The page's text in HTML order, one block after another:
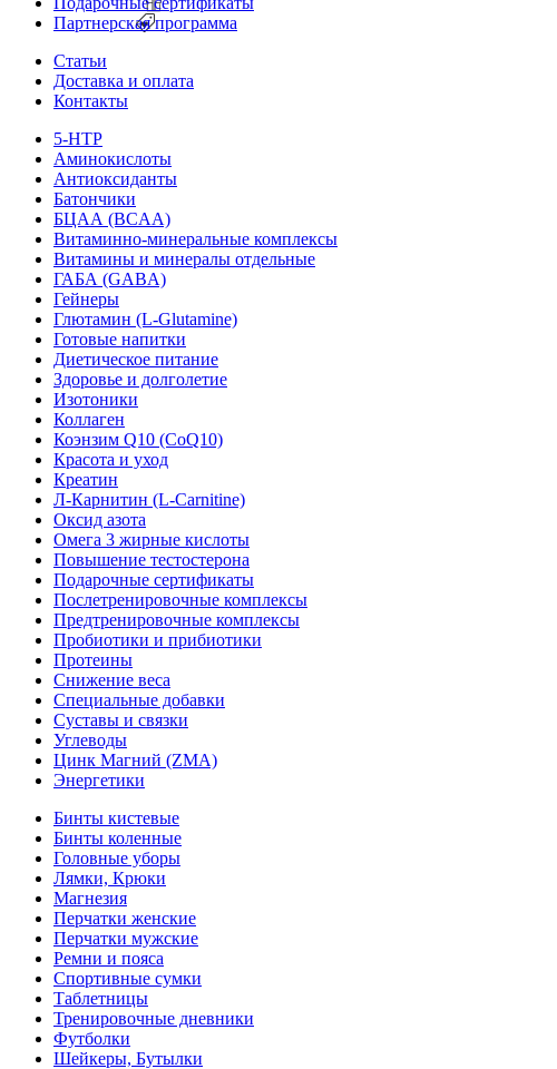
Партнерская программа
Статьи
Доставка и оплата
Контакты
5-HTP
Аминокислоты
Антиоксиданты
Батончики
БЦАА (BCAA)
Витаминно-минеральные комплексы
Витамины и минералы отдельные
ГАБА (GABA)
Гейнеры
Глютамин (L-Glutamine)
Готовые напитки
Диетическое питание
Здоровье и долголетие
Изотоники
Коллаген
Коэнзим Q10 (CoQ10)
Красота и уход
Креатин
Л-Карнитин (L-Сarnitine)
Оксид азота
Омега 3 жирные кислоты
Повышение тестостерона
Подарочные сертификаты
Послетренировочные комплексы
Предтренировочные комплексы
Пробиотики и прибиотики
Протеины
Снижение веса
Специальные добавки
Суставы и связки
Углеводы
Цинк Магний (ZMA)
Энергетики
Бинты кистевые
Бинты коленные
Головные уборы
Лямки, Крюки
Магнезия
Перчатки женские
Перчатки мужские
Ремни и пояса
Спортивные сумки
Таблетницы
Тренировочные дневники
Футболки
Шейкеры, Бутылки